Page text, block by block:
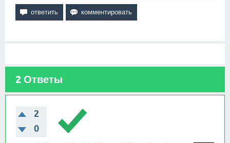
2 Ответы
2
0